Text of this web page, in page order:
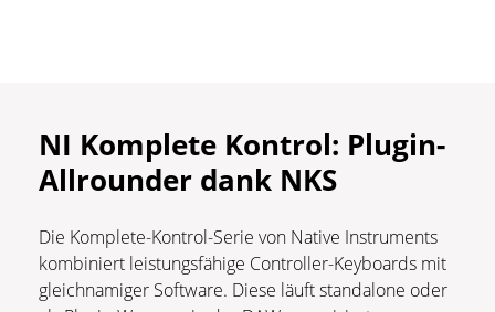
NI Komplete Kontrol: Plugin-
Allrounder dank NKS
Die Komplete-Kontrol-Serie von Native Instruments
kombiniert leistungsfähige Controller-Keyboards mit
gleichnamiger Software. Diese läuft standalone oder